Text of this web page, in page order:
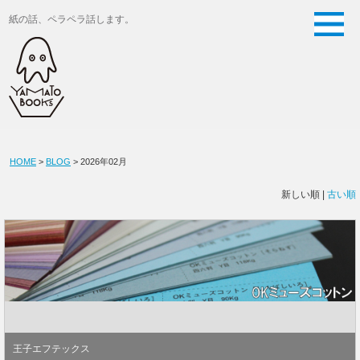
紙の話、ペラペラ話します。
HOME > BLOG > 2026年02月
新しい順 | 古い順
王子エフテックス